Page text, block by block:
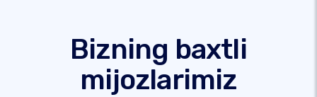
Bizning baxtli
mijozlarimiz